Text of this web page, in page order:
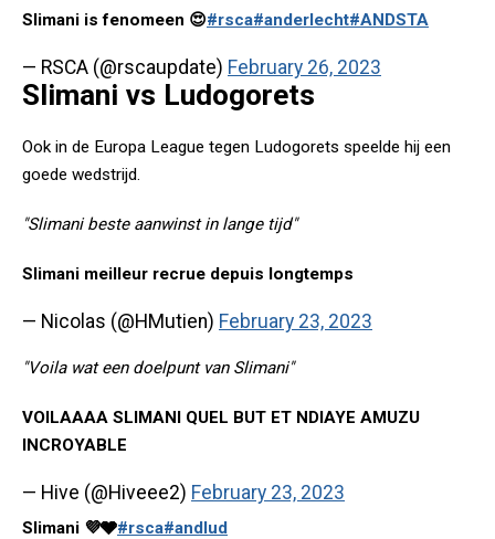
Slimani is fenomeen 😍#rsca#anderlecht#ANDSTA
— RSCA (@rscaupdate) February 26, 2023
Slimani vs Ludogorets
Ook in de Europa League tegen Ludogorets speelde hij een
goede wedstrijd.
"Slimani beste aanwinst in lange tijd"
Slimani meilleur recrue depuis longtemps
— Nicolas (@HMutien) February 23, 2023
"Voila wat een doelpunt van Slimani"
VOILAAAA SLIMANI QUEL BUT ET NDIAYE AMUZU
INCROYABLE
— Hive (@Hiveee2) February 23, 2023
Slimani 💜🩶#rsca#andlud